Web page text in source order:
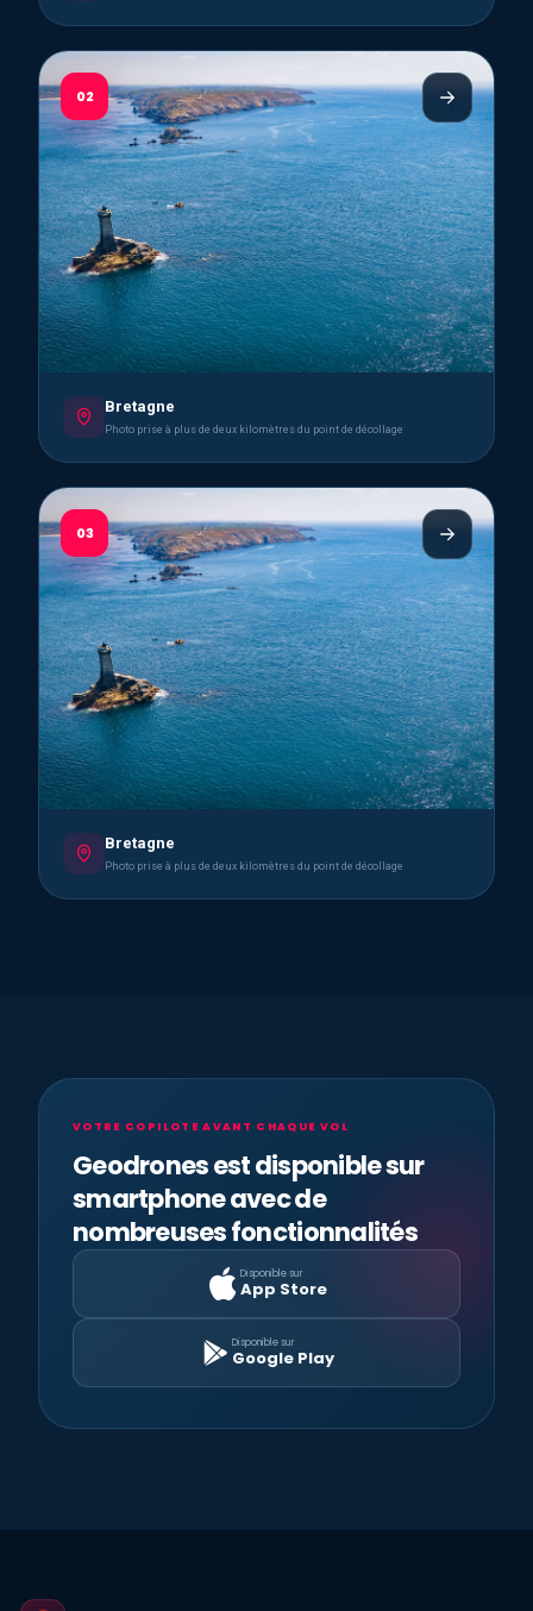
02
Bretagne
Photo prise à plus de deux kilomètres du point de décollage
03
Bretagne
Photo prise à plus de deux kilomètres du point de décollage
VOTRE COPILOTE AVANT CHAQUE VOL
Geodrones est disponible sur
smartphone avec de
nombreuses fonctionnalités
Disponible sur
App Store
Disponible sur
Google Play